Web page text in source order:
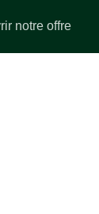
notre offre